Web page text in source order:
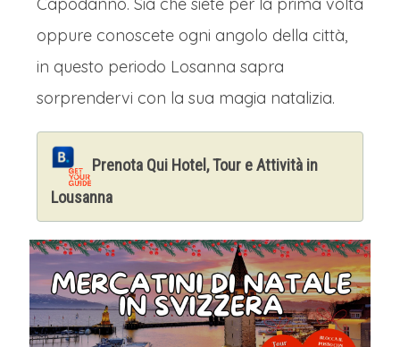
oppure conoscete ogni angolo della città,
in questo periodo Losanna sapra
sorprendervi con la sua magia natalizia.
Prenota Qui Hotel, Tour e Attività in
Lousanna